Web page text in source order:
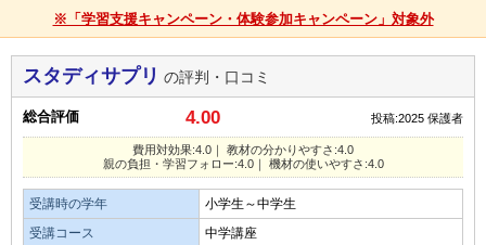
易しい 平均 難しい
演習問題の量
口コミ投稿者ID:2678469
不適切な口コミを報告する
オプション講座の満足度
オプションで細分化されているおかげでピンポイントでしっ
かり学習を深めることができた
親の負担・学習フォローの仕組み
定期で気に学習フォローのチェックが入るので、頼もしかっ
たと思う、親の負担はまあそこそこでした
繰り返し勉強できるので、我が子には合っていたと思いま
す。
教材・授業動画の難易度
難しすぎずに、授業についていけるレベルだと思います。
※「学習支援キャンペーン・体験参加キャンペーン」対象外
スタディサプリ の評判・口コミ
総合評価 4.00 投稿:2025 保護者
費用対効果:4.0｜ 教材の分かりやすさ:4.0
親の負担・学習フォロー:4.0｜ 機材の使いやすさ:4.0
受講時の学年
小学生～中学生
受講コース
中学講座